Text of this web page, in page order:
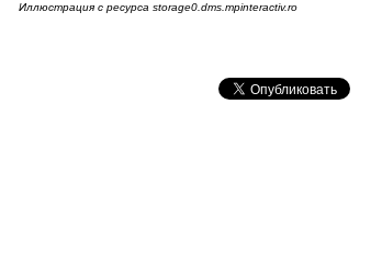
Иллюстрация с ресурса storage0.dms.mpinteractiv.ro